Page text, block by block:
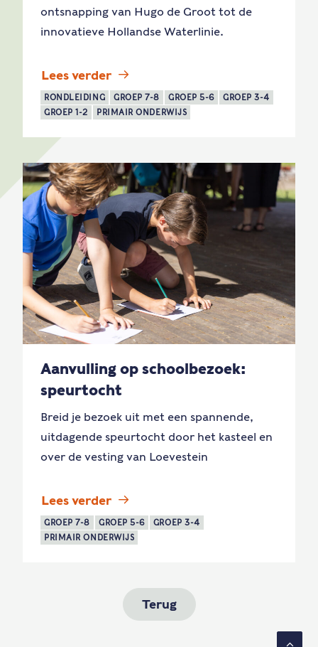
ontsnapping van Hugo de Groot tot de
innovatieve Hollandse Waterlinie.
Lees verder
RONDLEIDING GROEP 7-8 GROEP 5-6
GROEP 3-4
GROEP 1-2
PRIMAIR ONDERWIJS
Aanvulling op schoolbezoek:
speurtocht
Breid je bezoek uit met een spannende,
uitdagende speurtocht door het kasteel en
over de vesting van Loevestein
Lees verder
GROEP 7-8 GROEP 5-6
GROEP 3-4
PRIMAIR ONDERWIJS